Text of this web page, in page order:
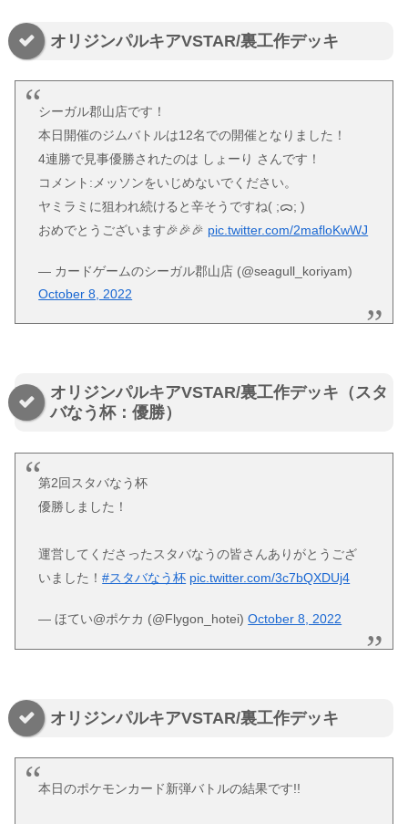
オリジンパルキアVSTAR/裏工作デッキ
シーガル郡山店です！
本日開催のジムバトルは12名での開催となりました！
4連勝で見事優勝されたのは しょーり さんです！
コメント:メッソンをいじめないでください。
ヤミラミに狙われ続けると辛そうですね( ;ᯅ; )
おめでとうございます🎉🎉🎉 pic.twitter.com/2mafloKwWJ
— カードゲームのシーガル郡山店 (@seagull_koriyam)
October 8, 2022
オリジンパルキアVSTAR/裏工作デッキ（スタ
バなう杯：優勝）
第2回スタバなう杯
優勝しました！
運営してくださったスタバなうの皆さんありがとうござ
いました！#スタバなう杯 pic.twitter.com/3c7bQXDUj4
— ほてい@ポケカ (@Flygon_hotei)October 8, 2022
オリジンパルキアVSTAR/裏工作デッキ
本日のポケモンカード新弾バトルの結果です!!